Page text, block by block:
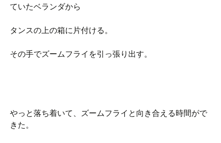
ていたベランダから
タンスの上の箱に片付ける。
その手でズームフライを引っ張り出す。
やっと落ち着いて、ズームフライと向き合える時間がで
きた。